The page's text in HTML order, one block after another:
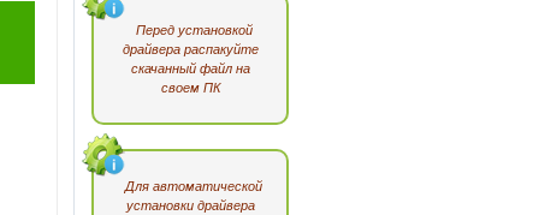
Перед установкой
драйвера распакуйте
скачанный файл на
своем ПК
Для автоматической
установки драйвера